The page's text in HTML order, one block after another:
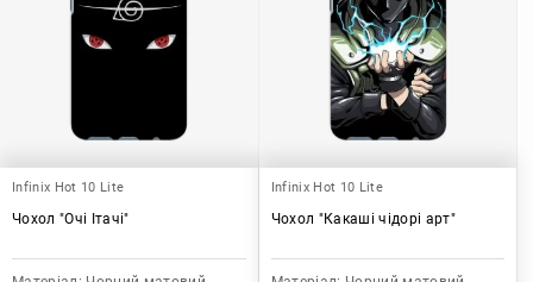
Infinix Hot 10 Lite
Чохол "Очі Ітачі"
Infinix Hot 10 Lite
Чохол "Какаші чідорі арт"